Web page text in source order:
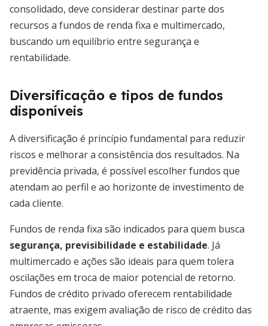
consolidado, deve considerar destinar parte dos
recursos a fundos de renda fixa e multimercado,
buscando um equilíbrio entre segurança e
rentabilidade.
Diversificação e tipos de fundos
disponíveis
A diversificação é princípio fundamental para reduzir
riscos e melhorar a consistência dos resultados. Na
previdência privada, é possível escolher fundos que
atendam ao perfil e ao horizonte de investimento de
cada cliente.
Fundos de renda fixa são indicados para quem busca
segurança, previsibilidade e estabilidade. Já
multimercado e ações são ideais para quem tolera
oscilações em troca de maior potencial de retorno.
Fundos de crédito privado oferecem rentabilidade
atraente, mas exigem avaliação de risco de crédito das